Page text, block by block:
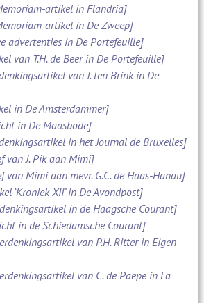
artikel in Flandria]
artikel in De Zweep]
advertenties in De Portefeuille]
van T.H. de Beer in De Portefeuille]
van J. ten Brink in De
in De Amsterdammer]
in De Maasbode]
in het Journal de Bruxelles]
van J. Pik aan Mimi]
van Mimi aan mevr. G.C. de Haas-Hanau]
‘Kroniek XII’ in De Avondpost]
in de Haagsche Courant]
in de Schiedamsche Courant]
van P.H. Ritter in Eigen
van C. de Paepe in La